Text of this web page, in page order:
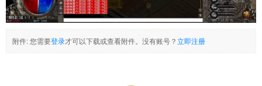
附件:您需要登录才可以下载或查看附件。没有账号？立即注册